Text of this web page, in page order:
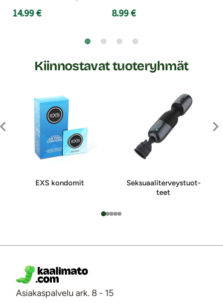
14.99 € 8.99 €
Kiinnostavat tuoteryhmät
EXS kondomit
Sek­suaa­li­ter­veys­tuot­
teet
Asiakaspalvelu ark. 8 - 15